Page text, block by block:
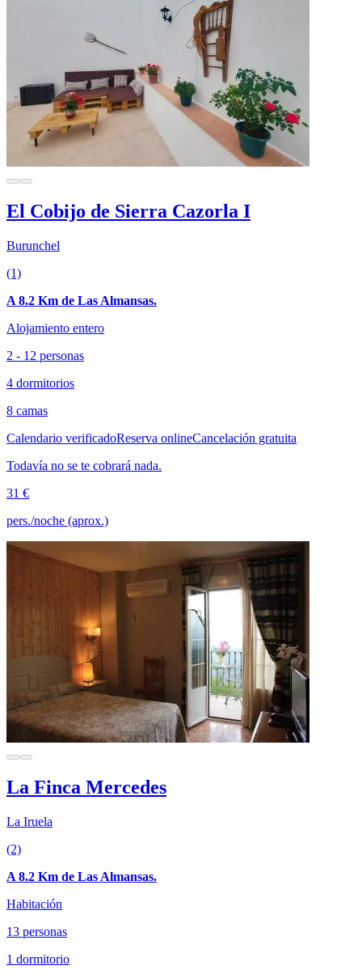
El Cobijo de Sierra Cazorla I
Burunchel
(1)
A 8.2 Km de Las Almansas.
Alojamiento entero
2 - 12 personas
4 dormitorios
8 camas
Calendario verificadoReserva onlineCancelación gratuita
Todavía no se te cobrará nada.
31 €
pers./noche (aprox.)
La Finca Mercedes
La Iruela
(2)
A 8.2 Km de Las Almansas.
Habitación
13 personas
1 dormitorio